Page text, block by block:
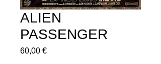
ALIEN
PASSENGER
60,00 €Prix